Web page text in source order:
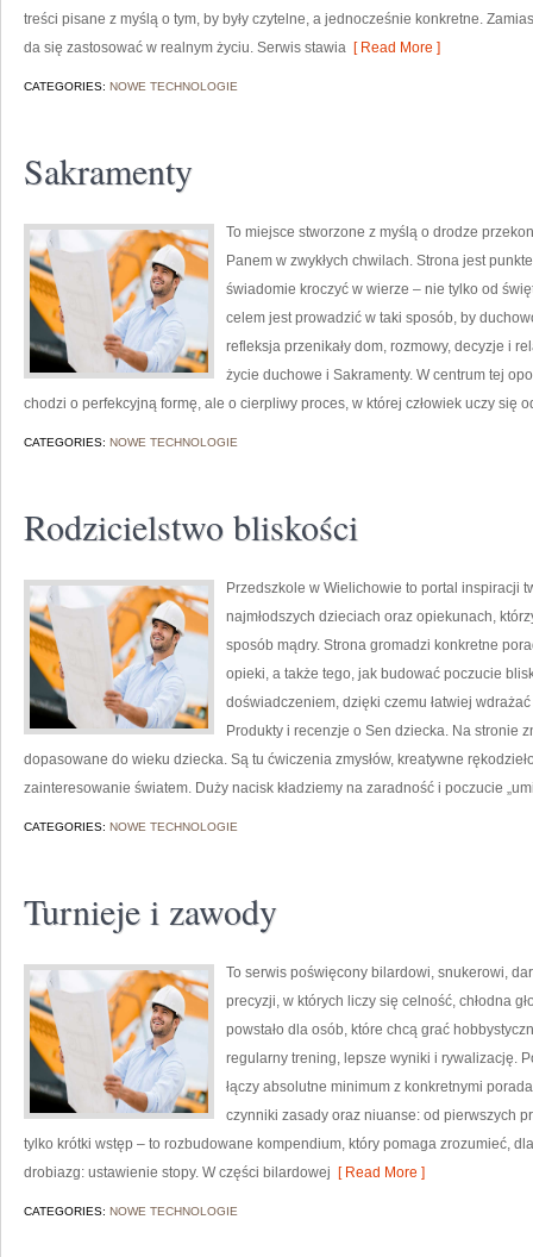
treści pisane z myślą o tym, by były czytelne, a jednocześnie konkretne.
da się zastosować w realnym życiu. Serwis stawia [ Read More ]
CATEGORIES: NOWE TECHNOLOGIE
Sakramenty
To miejsce stworzone z myślą o drodze
Panem w zwykłych chwilach. Strona jest
świadomie kroczyć w wierze – nie tylko od
celem jest prowadzić w taki sposób, by
refleksja przenikały dom, rozmowy, decyzje i
życie duchowe i Sakramenty. W centrum tej
chodzi o perfekcyjną formę, ale o cierpliwy proces, w której człowiek uczy się
CATEGORIES: NOWE TECHNOLOGIE
Rodzicielstwo bliskości
Przedszkole w Wielichowie to portal inspiracji
najmłodszych dzieciach oraz opiekunach,
sposób mądry. Strona gromadzi konkretne
opieki, a także tego, jak budować poczucie
doświadczeniem, dzięki czemu łatwiej
Produkty i recenzje o Sen dziecka. Na stronie
dopasowane do wieku dziecka. Są tu ćwiczenia zmysłów, kreatywne
zainteresowanie światem. Duży nacisk kładziemy na zaradność i poczucie
CATEGORIES: NOWE TECHNOLOGIE
Turnieje i zawody
To serwis poświęcony bilardowi, snukerowi,
precyzji, w których liczy się celność, chłodna
powstało dla osób, które chcą grać
regularny trening, lepsze wyniki i rywalizację.
łączy absolutne minimum z konkretnymi
czynniki zasady oraz niuanse: od pierwszych
tylko krótki wstęp – to rozbudowane kompendium, który pomaga zrozumieć,
drobiazg: ustawienie stopy. W części bilardowej [ Read More ]
CATEGORIES: NOWE TECHNOLOGIE